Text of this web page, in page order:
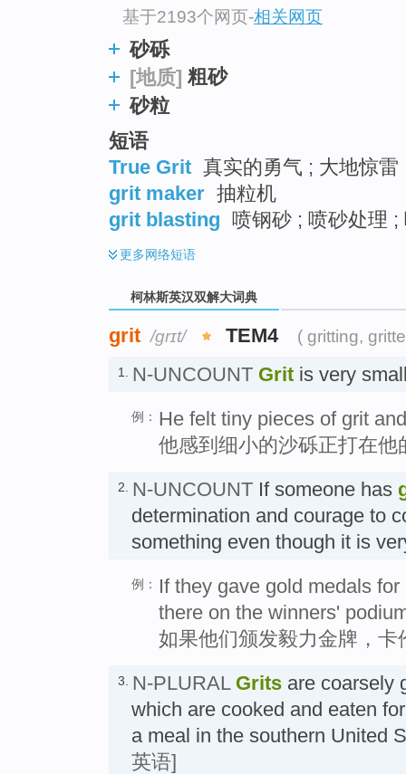
基于2193个网页-相关网页
砂砾
[地质] 粗砂
砂粒
短语
True Grit 真实的勇气 ; 大地惊
grit maker 抽粒机
grit blasting 喷钢砂 ; 喷砂处理 ;
更多网络短语
柯林斯英汉双解大词典
grit /ɡrɪt/ TEM4 ( gritting,
1. N-UNCOUNT Grit is very
例： He felt tiny pieces of grit
他感到细小的沙砾正打在他
2. N-UNCOUNT If someone has
determination and courage to
something even though it is
例：
If they gave gold medals
there on the winners'
如果他们颁发毅力金牌，
3. N-PLURAL Grits are coarsely
which are cooked and eaten
a meal in the southern United
英语]